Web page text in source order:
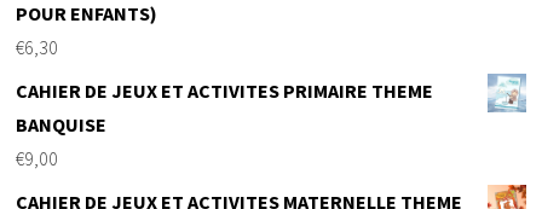
POUR ENFANTS)
€6,30
CAHIER DE JEUX ET ACTIVITES PRIMAIRE THEME
BANQUISE
€9,00
CAHIER DE JEUX ET ACTIVITES MATERNELLE THEME